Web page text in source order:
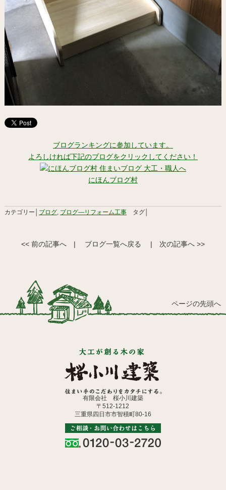
ブログランキングに参加しています。
よろしければ下記のブログをクリックしてください！
にほんブログ村
カテゴリー│ ブログ, ブログ―リフォーム工事タグ│
<< 前の記事へ | ブログ一覧へ戻る | 次の記事へ >>
ページの先頭へ
有限会社 桜小川建築
〒512-1212
三重県四日市市智積町80-16